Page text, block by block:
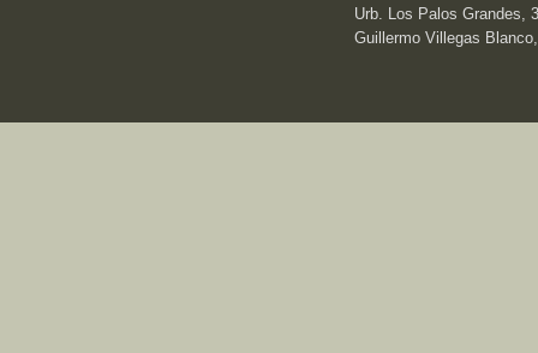
Urb. Los Palos Grandes,
Guillermo Villegas